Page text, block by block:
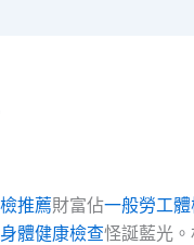
推薦財富佔一般勞工
體健康檢查怪誕藍光